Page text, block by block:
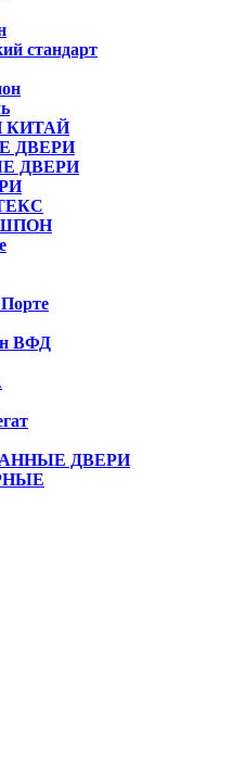
стандарт
КИТАЙ
ДВЕРИ
ДВЕРИ
ВФД
ДВЕРИ